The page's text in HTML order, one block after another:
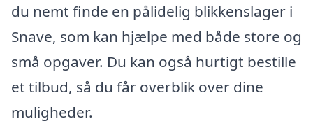
du nemt finde en pålidelig blikkenslager i
Snave, som kan hjælpe med både store og
små opgaver. Du kan også hurtigt bestille
et tilbud, så du får overblik over dine
muligheder.